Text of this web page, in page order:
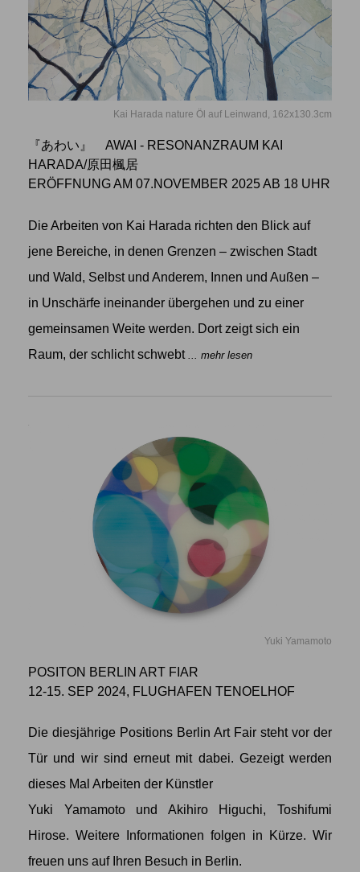
Kai Harada nature Öl auf Leinwand, 162x130.3cm
『あわい』 AWAI - RESONANZRAUM KAI
HARADA/原田楓居
ERÖFFNUNG AM 07.NOVEMBER 2025 AB 18 UHR
Die Arbeiten von Kai Harada richten den Blick auf
jene Bereiche, in denen Grenzen – zwischen Stadt
und Wald, Selbst und Anderem, Innen und Außen –
in Unschärfe ineinander übergehen und zu einer
gemeinsamen Weite werden. Dort zeigt sich ein
Raum, der schlicht schwebt
... mehr lesen
Yuki Yamamoto
POSITON BERLIN ART FIAR
12-15. SEP 2024, FLUGHAFEN TENOELHOF
Die diesjährige Positions Berlin Art Fair steht vor der
Tür und wir sind erneut mit dabei. Gezeigt werden
dieses Mal Arbeiten der Künstler
Yuki Yamamotound Akihiro Higuchi,Toshifumi
Hirose. Weitere Informationen folgen in Kürze. Wir
freuen uns auf Ihren Besuch in Berlin.